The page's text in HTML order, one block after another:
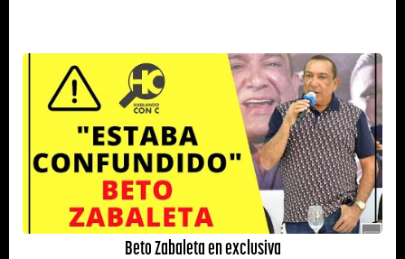
Beto Zabaleta en exclusiva